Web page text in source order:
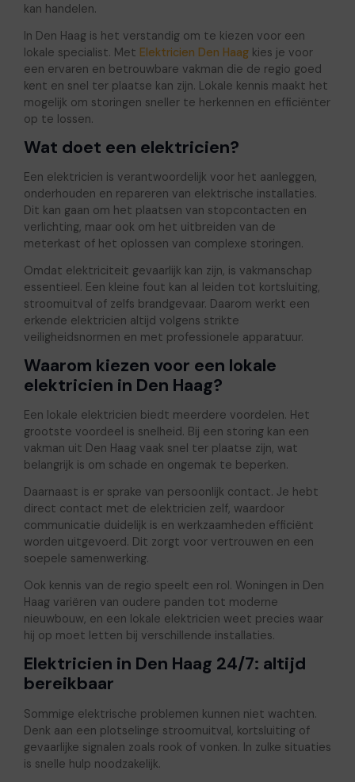
kan handelen.
In Den Haag is het verstandig om te kiezen voor een
lokale specialist. Met Elektricien Den Haagkies je voor
een ervaren en betrouwbare vakman die de regio goed
kent en snel ter plaatse kan zijn. Lokale kennis maakt het
mogelijk om storingen sneller te herkennen en efficiënter
op te lossen.
Wat doet een elektricien?
Een elektricien is verantwoordelijk voor het aanleggen,
onderhouden en repareren van elektrische installaties.
Dit kan gaan om het plaatsen van stopcontacten en
verlichting, maar ook om het uitbreiden van de
meterkast of het oplossen van complexe storingen.
Omdat elektriciteit gevaarlijk kan zijn, is vakmanschap
essentieel. Een kleine fout kan al leiden tot kortsluiting,
stroomuitval of zelfs brandgevaar. Daarom werkt een
erkende elektricien altijd volgens strikte
veiligheidsnormen en met professionele apparatuur.
Waarom kiezen voor een lokale
elektricien in Den Haag?
Een lokale elektricien biedt meerdere voordelen. Het
grootste voordeel is snelheid. Bij een storing kan een
vakman uit Den Haag vaak snel ter plaatse zijn, wat
belangrijk is om schade en ongemak te beperken.
Daarnaast is er sprake van persoonlijk contact. Je hebt
direct contact met de elektricien zelf, waardoor
communicatie duidelijk is en werkzaamheden efficiënt
worden uitgevoerd. Dit zorgt voor vertrouwen en een
soepele samenwerking.
Ook kennis van de regio speelt een rol. Woningen in Den
Haag variëren van oudere panden tot moderne
nieuwbouw, en een lokale elektricien weet precies waar
hij op moet letten bij verschillende installaties.
Elektricien in Den Haag 24/7: altijd
bereikbaar
Sommige elektrische problemen kunnen niet wachten.
Denk aan een plotselinge stroomuitval, kortsluiting of
gevaarlijke signalen zoals rook of vonken. In zulke situaties
is snelle hulp noodzakelijk.